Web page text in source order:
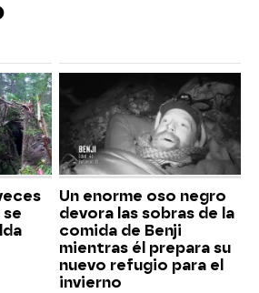
se
Un enorme oso negro
devora las sobras de la
comida de Benji
mientras él prepara su
nuevo refugio para el
invierno